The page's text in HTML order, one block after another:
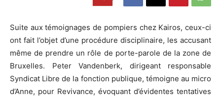
Suite aux témoignages de pompiers chez Kairos, ceux-ci
ont fait l’objet d’une procédure disciplinaire, les accusant
même de prendre un rôle de porte-parole de la zone de
Bruxelles. Peter Vandenberk, dirigeant responsable
Syndicat Libre de la fonction publique, témoigne au micro
d’Anne, pour Revivance, évoquant d’évidentes tentatives